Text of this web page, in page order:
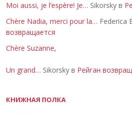
Moi aussi, je l’espère! Je… Sikorsky в
Chère Nadia, merci pour la… Federica
возвращается
Chère Suzanne,
Un grand… Sikorsky в Рейган
КНИЖНАЯ ПОЛКА